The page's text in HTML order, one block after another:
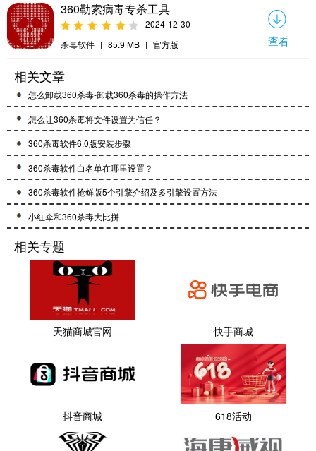
360勒索病毒专杀工具
2024-12-30
杀毒软件 | 85.9 MB | 官方版 查看
相关文章
怎么卸载360杀毒-卸载360杀毒的操作方法
怎么让360杀毒将文件设置为信任？
360杀毒软件6.0版安装步骤
360杀毒软件白名单在哪里设置？
360杀毒软件抢鲜版5个引擎介绍及多引擎设置方法
小红伞和360杀毒大比拼
相关专题
天猫商城官网 快手商城
抖音商城 618活动